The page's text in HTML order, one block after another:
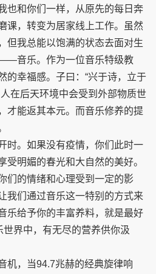
也和你们一样，从原先的每日奔
课，转变为居家线上工作。虽然
但我总能以饱满的状态去面对生
音乐。作为一位音乐特级教
的幸福感。子曰：“兴于诗，立于
在后天环境中会受到外部物质世
才能返其本元。而音乐修养的提
时。如果没有疫情，你们此时一
受明媚的春光和大自然的美好。
们的情绪和心理受到一定的影
我们通过音乐这一特别的方式来
乐给予你的丰富养料，就是最好
世界中，有无尽的营养供你汲
机，当94.7兆赫的经典旋律响